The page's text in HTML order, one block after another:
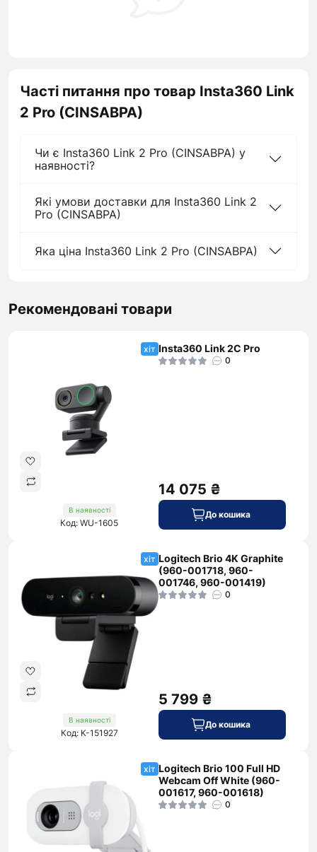
Часті питання про товар Insta360 Link
2 Pro (CINSABPA)
Чи є Insta360 Link 2 Pro (CINSABPA) у
наявності?
Які умови доставки для Insta360 Link 2
Pro (CINSABPA)
Яка ціна Insta360 Link 2 Pro (CINSABPA)
Рекомендовані товари
хіт
В наявності
Код: WU-1605
Insta360 Link 2C Pro
0
14 075 ₴
До кошика
хіт
В наявності
Код: K-151927
Logitech Brio 4K Graphite
(960-001718, 960-
001746, 960-001419)
0
5 799 ₴
До кошика
хіт Logitech Brio 100 Full HD
Webcam Off White (960-
001617, 960-001618)
0